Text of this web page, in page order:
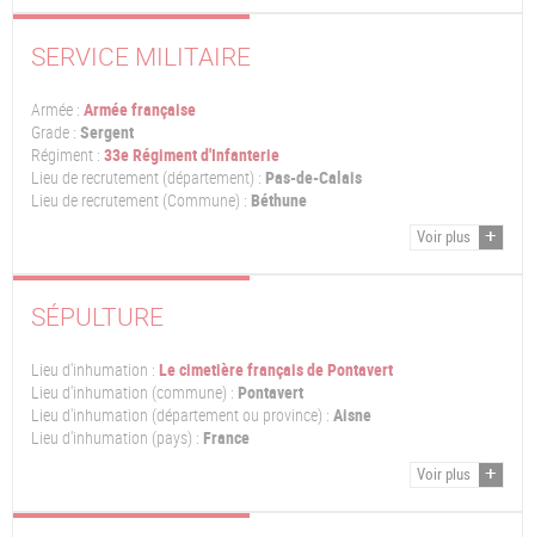
SERVICE MILITAIRE
Armée : Armée française
Grade : Sergent
Régiment : 33e Régiment d'Infanterie
Lieu de recrutement (département) : Pas-de-Calais
Lieu de recrutement (Commune) : Béthune
Voir plus
SÉPULTURE
Lieu d'inhumation : Le cimetière français de Pontavert
Lieu d'inhumation (commune) : Pontavert
Lieu d'inhumation (département ou province) : Aisne
Lieu d'inhumation (pays) : France
Voir plus